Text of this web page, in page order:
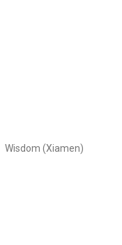
Wisdom (Xiamen)